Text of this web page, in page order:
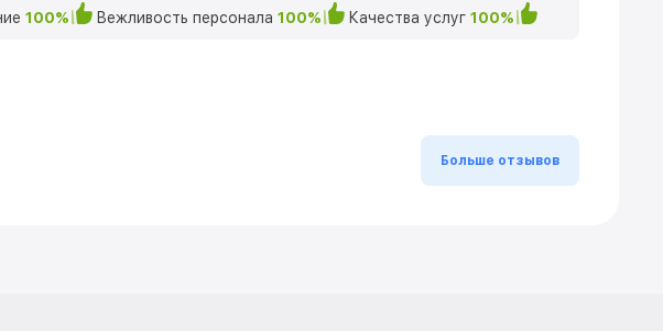
100% Вежливость персонала 100% Качества услуг 100%
Больше отзывов